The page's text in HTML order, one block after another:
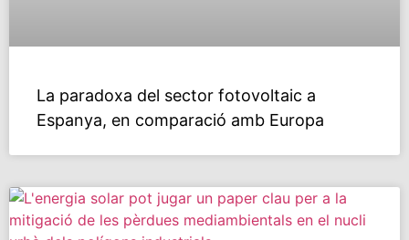
La paradoxa del sector fotovoltaic a
Espanya, en comparació amb Europa